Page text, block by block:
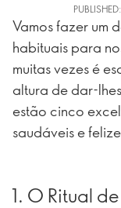
Vamos fazer um
habituais para
muitas vezes é
altura de dar-
estão cinco
saudáveis e
1. O Ritual